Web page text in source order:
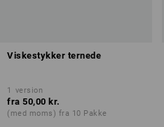
Viskestykker ternede
1 version
fra 50,00 kr.
(med moms) fra 10 Pakke